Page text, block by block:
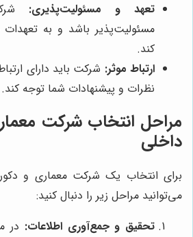
تعهد و مسئولیت‌پذیری:
مسئولیت‌پذیر باشد و به
کند.
ارتباط موثر: شرکت باید دارای
نظرات و پیشنهادات شما توجه کند.
مراحل انتخاب شرکت
داخلی
برای انتخاب یک شرکت معماری و
می‌توانید مراحل زیر را دنبال کنید:
تحقیق و جمع‌آوری اطلاعات: در